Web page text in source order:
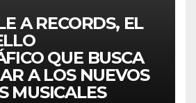
A RECORDS, EL
QUE BUSCA
A LOS NUEVOS
MUSICALES